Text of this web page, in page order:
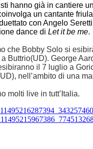
hanno già in cantiere
un cantante
con Angelo
dance di Let it be me.
che Bobby Solo si
Buttrio(UD). George
il 7 luglio a
nell’ambito di una
molti live in tutt’Italia.